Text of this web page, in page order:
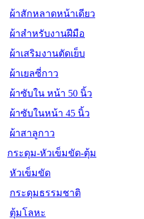
ผ้าสักหลาดหน้าเดียว
ผ้าสำหรับงานฝีมือ
ผ้าเสริมงานตัดเย็บ
ผ้าเยลซี่กาว
ผ้าซับใน หน้า 50 นิ้ว
ผ้าซับในหน้า 45 นิ้ว
ผ้าสาลูกาว
กระดุม-หัวเข็มขัด-ตุ้ม
หัวเข็มขัด
กระดุมธรรมชาติ
ตุ้มโลหะ